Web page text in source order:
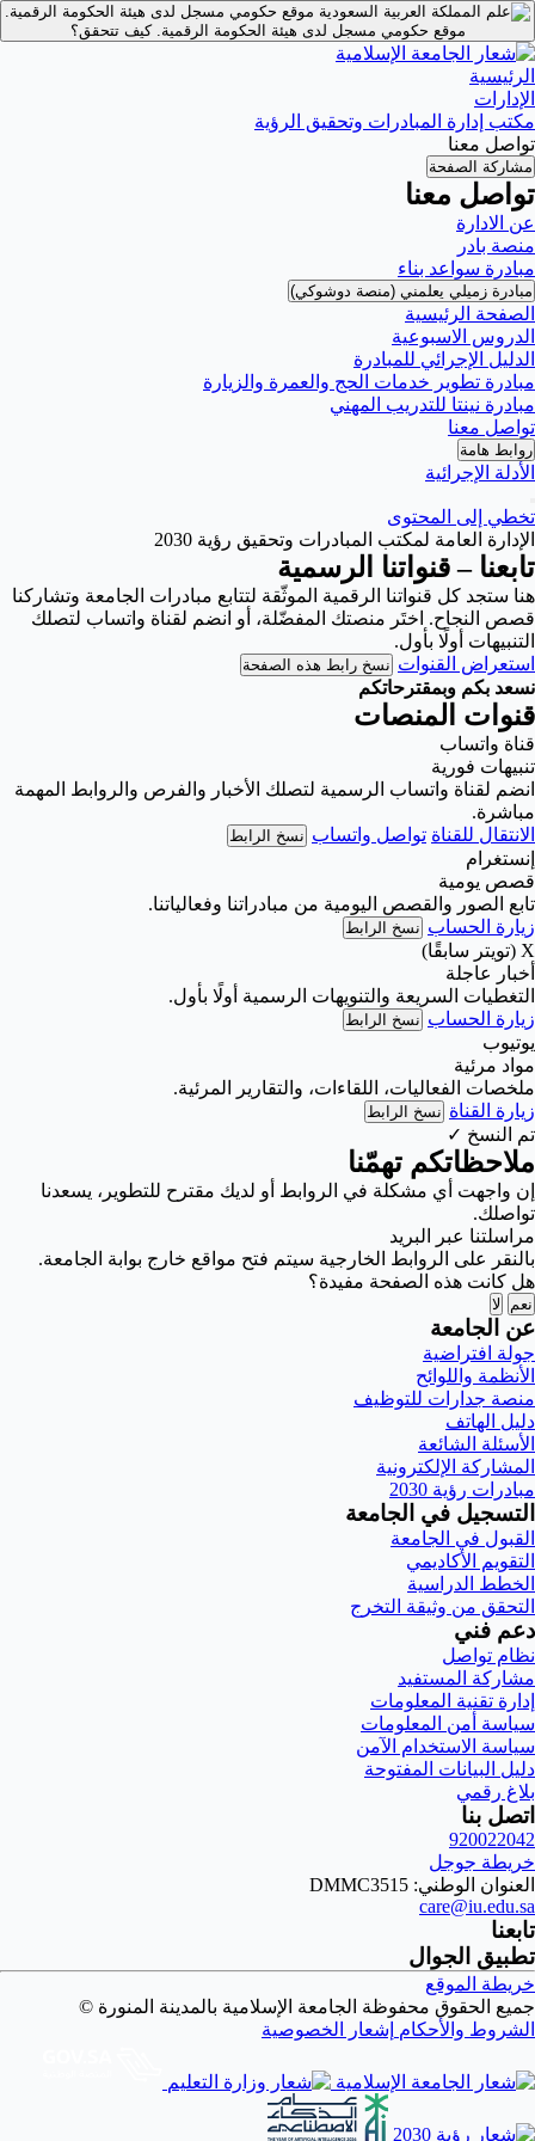
موقع حكومي مسجل لدى هيئة الحكومة الرقمية.
موقع حكومي مسجل لدى هيئة الحكومة الرقمية.كيف تتحقق؟
الرئيسية
الإدارات
مكتب إدارة المبادرات وتحقيق الرؤية
تواصل معنا
مشاركة الصفحة
تواصل معنا
عن الادارة
منصة بادر
مبادرة سواعد بناء
مبادرة زميلي يعلمني (منصة دوشوكي)
الصفحة الرئيسية
الدروس الاسبوعية
الدليل الإجرائي للمبادرة
مبادرة تطوير خدمات الحج والعمرة والزيارة
مبادرة نينتا للتدريب المهني
تواصل معنا
روابط هامة
الأدلة الإجرائية
تخطي إلى المحتوى
الإدارة العامة لمكتب المبادرات وتحقيق رؤية 2030
تابعنا – قنواتنا الرسمية
هنا ستجد كل قنواتنا الرقمية الموثّقة لتتابع مبادرات الجامعة وتشاركنا
قصص النجاح. اختَر منصتك المفضّلة، أو انضم لقناة واتساب لتصلك
التنبيهات أولًا بأول.
استعراض القنوات نسخ رابط هذه الصفحة
نسعد بكم وبمقترحاتكم
قنوات المنصات
قناة واتساب
تنبيهات فورية
انضم لقناة واتساب الرسمية لتصلك الأخبار والفرص والروابط المهمة
مباشرة.
الانتقال للقناة تواصل واتساب نسخ الرابط
إنستغرام
قصص يومية
تابع الصور والقصص اليومية من مبادراتنا وفعالياتنا.
زيارة الحساب نسخ الرابط
X (تويتر سابقًا)
أخبار عاجلة
التغطيات السريعة والتنويهات الرسمية أولًا بأول.
زيارة الحساب نسخ الرابط
يوتيوب
مواد مرئية
ملخصات الفعاليات، اللقاءات، والتقارير المرئية.
زيارة القناة نسخ الرابط
تم النسخ ✓
ملاحظاتكم تهمّنا
إن واجهت أي مشكلة في الروابط أو لديك مقترح للتطوير، يسعدنا
تواصلك.
مراسلتنا عبر البريد
بالنقر على الروابط الخارجية سيتم فتح مواقع خارج بوابة الجامعة.
هل كانت هذه الصفحة مفيدة؟
نعم لا
عن الجامعة
جولة افتراضية
الأنظمة واللوائح
منصة جدارات للتوظيف
دليل الهاتف
الأسئلة الشائعة
المشاركة الإلكترونية
مبادرات رؤية 2030
التسجيل في الجامعة
القبول في الجامعة
التقويم الأكاديمي
الخطط الدراسية
التحقق من وثيقة التخرج
دعم فني
نظام تواصل
مشاركة المستفيد
إدارة تقنية المعلومات
سياسة أمن المعلومات
سياسة الاستخدام الآمن
دليل البيانات المفتوحة
بلاغ رقمي
اتصل بنا
920022042
خريطة جوجل
العنوان الوطني: DMMC3515
care@iu.edu.sa
تابعنا
تطبيق الجوال
خريطة الموقع
جميع الحقوق محفوظة الجامعة الإسلامية بالمدينة المنورة ©
الشروط والأحكام إشعار الخصوصية